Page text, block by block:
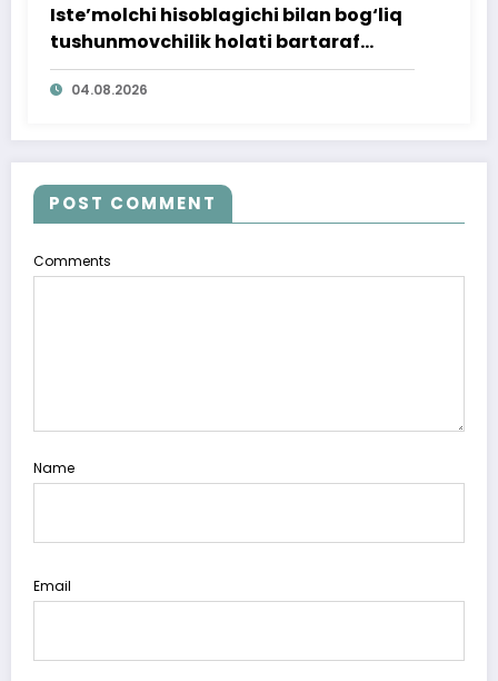
Iste’molchi hisoblagichi bilan bog‘liq
tushunmovchilik holati bartaraf
qilindi
04.08.2026
POST COMMENT
Comments
Name
Email